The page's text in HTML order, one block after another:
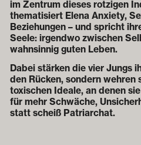
im Zentrum dieses rotzigen
thematisiert Elena Anxiety,
Beziehungen – und spricht
Seele: irgendwo zwischen
wahnsinnig guten Leben.
Dabei stärken die vier Jungs
den Rücken, sondern wehren
toxischen Ideale, an denen
für mehr Schwäche,
statt scheiß Patriarchat.